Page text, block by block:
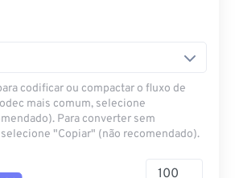
codificar ou compactar o fluxo de
mais comum, selecione
Para converter sem
"Copiar" (não recomendado).